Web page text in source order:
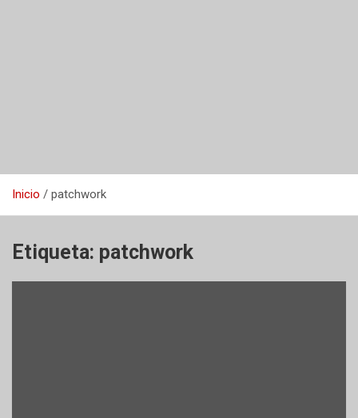
Inicio patchwork
Etiqueta: patchwork